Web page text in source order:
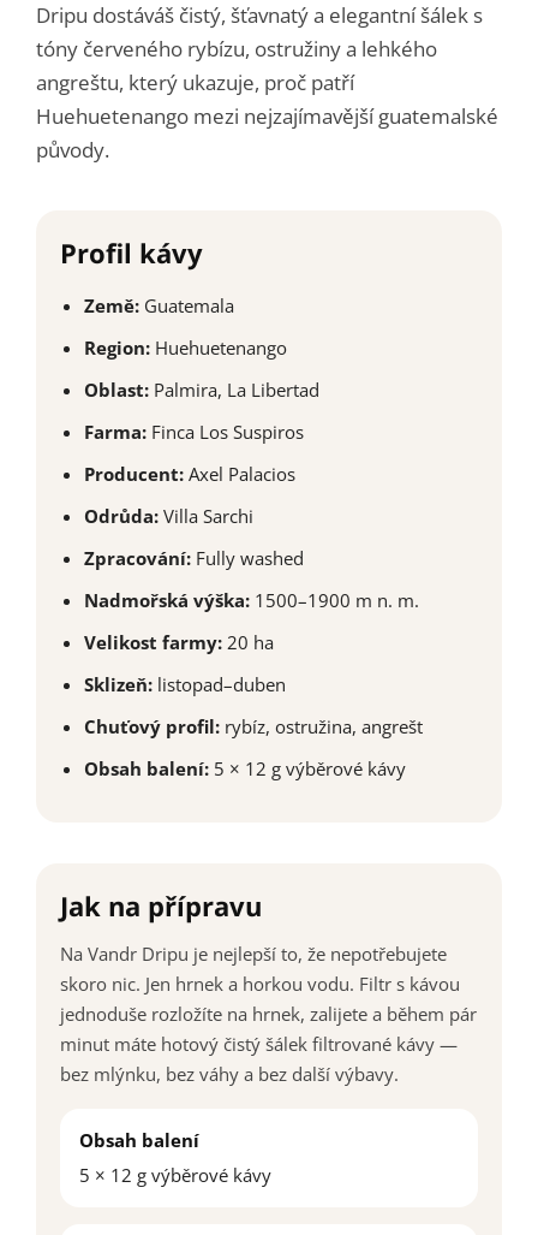
Dripu dostáváš čistý, šťavnatý a elegantní šálek s
tóny červeného rybízu, ostružiny a lehkého
angreštu, který ukazuje, proč patří
Huehuetenango mezi nejzajímavější guatemalské
původy.
Profil kávy
Země: Guatemala
Region: Huehuetenango
Oblast: Palmira, La Libertad
Farma: Finca Los Suspiros
Producent: Axel Palacios
Odrůda: Villa Sarchi
Zpracování: Fully washed
Nadmořská výška: 1500–1900 m n. m.
Velikost farmy: 20 ha
Sklizeň: listopad–duben
Chuťový profil: rybíz, ostružina, angrešt
Obsah balení: 5 × 12 g výběrové kávy
Jak na přípravu
Na Vandr Dripu je nejlepší to, že nepotřebujete
skoro nic. Jen hrnek a horkou vodu. Filtr s kávou
jednoduše rozložíte na hrnek, zalijete a během pár
minut máte hotový čistý šálek filtrované kávy —
bez mlýnku, bez váhy a bez další výbavy.
Obsah balení
5 × 12 g výběrové kávy